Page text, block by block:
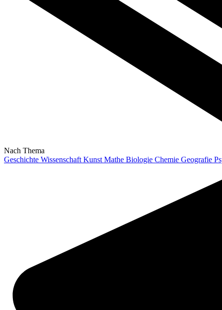
Nach Thema
Geschichte Wissenschaft Kunst Mathe Biologie Chemie Geografie